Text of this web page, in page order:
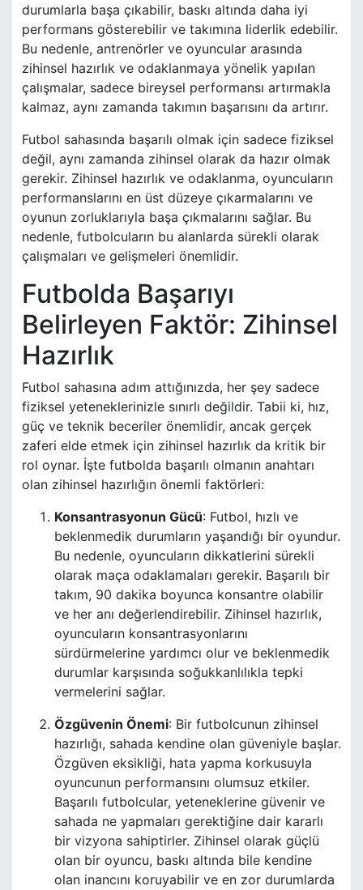
durumlarla başa çıkabilir, baskı altında daha iyi
performans gösterebilir ve takımına liderlik edebilir.
Bu nedenle, antrenörler ve oyuncular arasında
zihinsel hazırlık ve odaklanmaya yönelik yapılan
çalışmalar, sadece bireysel performansı artırmakla
kalmaz, aynı zamanda takımın başarısını da artırır.
Futbol sahasında başarılı olmak için sadece fiziksel
değil, aynı zamanda zihinsel olarak da hazır olmak
gerekir. Zihinsel hazırlık ve odaklanma, oyuncuların
performanslarını en üst düzeye çıkarmalarını ve
oyunun zorluklarıyla başa çıkmalarını sağlar. Bu
nedenle, futbolcuların bu alanlarda sürekli olarak
çalışmaları ve gelişmeleri önemlidir.
Futbolda Başarıyı
Belirleyen Faktör: Zihinsel
Hazırlık
Futbol sahasına adım attığınızda, her şey sadece
fiziksel yeteneklerinizle sınırlı değildir. Tabii ki, hız,
güç ve teknik beceriler önemlidir, ancak gerçek
zaferi elde etmek için zihinsel hazırlık da kritik bir
rol oynar. İşte futbolda başarılı olmanın anahtarı
olan zihinsel hazırlığın önemli faktörleri:
Konsantrasyonun Gücü: Futbol, hızlı ve
beklenmedik durumların yaşandığı bir oyundur.
Bu nedenle, oyuncuların dikkatlerini sürekli
olarak maça odaklamaları gerekir. Başarılı bir
takım, 90 dakika boyunca konsantre olabilir
ve her anı değerlendirebilir. Zihinsel hazırlık,
oyuncuların konsantrasyonlarını
sürdürmelerine yardımcı olur ve beklenmedik
durumlar karşısında soğukkanlılıkla tepki
vermelerini sağlar.
Özgüvenin Önemi: Bir futbolcunun zihinsel
hazırlığı, sahada kendine olan güveniyle başlar.
Özgüven eksikliği, hata yapma korkusuyla
oyuncunun performansını olumsuz etkiler.
Başarılı futbolcular, yeteneklerine güvenir ve
sahada ne yapmaları gerektiğine dair kararlı
bir vizyona sahiptirler. Zihinsel olarak güçlü
olan bir oyuncu, baskı altında bile kendine
olan inancını koruyabilir ve en zor durumlarda